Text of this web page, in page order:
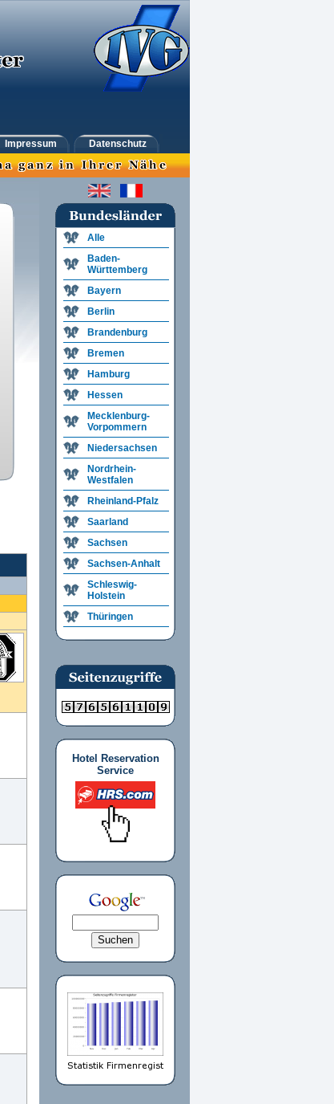
Impressum Datenschutz
Alle
Baden-
Württemberg
Bayern
Berlin
Brandenburg
Bremen
Hamburg
Hessen
Mecklenburg-
Vorpommern
Niedersachsen
Nordrhein-
Westfalen
Rheinland-Pfalz
Saarland
Sachsen
Sachsen-Anhalt
Schleswig-
Holstein
Thüringen
Hotel Reservation
Service